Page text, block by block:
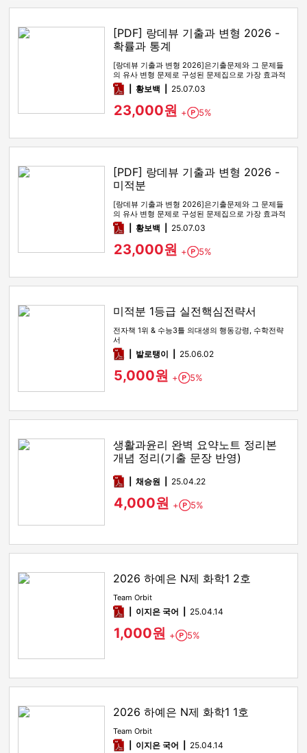
[PDF] 랑데뷰 기출과 변형 2026 -
확률과 통계
[랑데뷰 기출과 변형 2026]은기출문제와 그 문제들
의 유사 변형 문제로 구성된 문제집으로 가장 효과적
인 기출문제 공부 방법…
pdf황보백 25.07.03
23,000원 + Point
5%
[PDF] 랑데뷰 기출과 변형 2026 -
미적분
[랑데뷰 기출과 변형 2026]은기출문제와 그 문제들
의 유사 변형 문제로 구성된 문제집으로 가장 효과적
인 기출문제 공부 방법…
pdf황보백 25.07.03
23,000원 + Point
5%
미적분 1등급 실전핵심전략서
전자책 1위 & 수능3틀 의대생의 행동강령, 수학전략
서
pdf발로탱이 25.06.02
5,000원 + Point
5%
생활과윤리 완벽 요약노트 정리본
개념 정리(기출 문장 반영)
pdf채승원 25.04.22
4,000원 + Point
5%
2026 하예은 N제 화학1 2호
Team Orbit
pdf이지은 국어 25.04.14
1,000원 + Point
5%
2026 하예은 N제 화학1 1호
Team Orbit
pdf이지은 국어 25.04.14